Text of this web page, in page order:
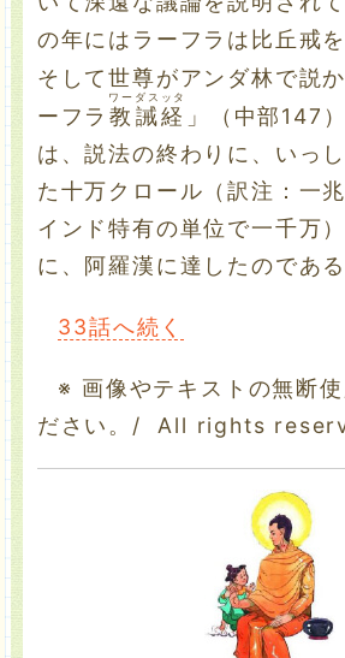
の年にはラーフラは比丘戒
そして世尊がアンダ林で説
ーフラ 教誡経
ワーダスッタ
」（中部147
は、説法の終わりに、いっ
た十万クロール（訳注：一
インド特有の単位で一千万
に、阿羅漢に達したのである
33話へ続く
※ 画像やテキストの無断使
ださい。/ All rights